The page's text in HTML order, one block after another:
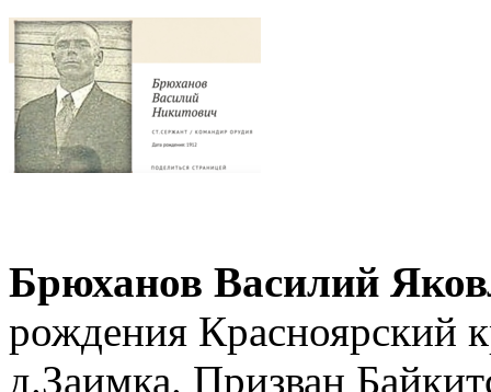
Брюханов Василий
рождения Красноярский
д.Заимка. Призван